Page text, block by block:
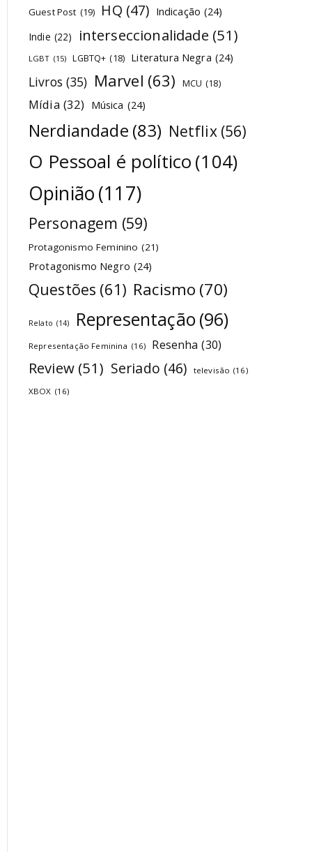
Guest Post (19) HQ (47) Indicação (24)
Indie (22) interseccionalidade (51)
LGBT (15) LGBTQ+ (18) Literatura Negra (24)
Livros (35) Marvel (63) MCU (18)
Mídia (32) Música (24)
Nerdiandade (83) Netflix (56)
O Pessoal é político(104)
Opinião(117)
Personagem (59)
Protagonismo Feminino (21)
Protagonismo Negro (24)
Questões (61) Racismo (70)
Relato (14) Representação (96)
Representação Feminina (16) Resenha (30)
Review (51) Seriado (46) televisão (16)
XBOX (16)